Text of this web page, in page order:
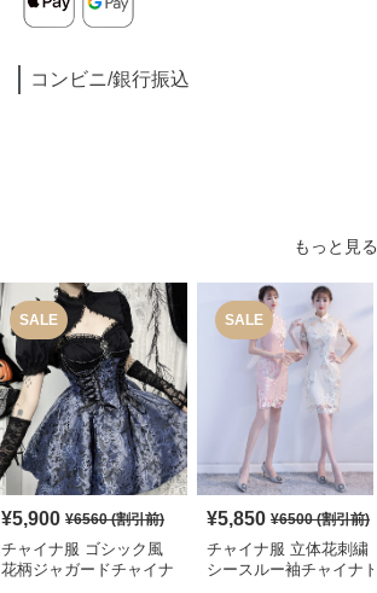
コンビニ/銀行振込
もっと見る
SALE
¥5,900 ¥6560(割引前)
チャイナ服 ゴシック風
花柄ジャガードチャイナ
SALE
¥5,850 ¥6500(割引前)
チャイナ服 立体花刺繍
シースルー袖チャイナド